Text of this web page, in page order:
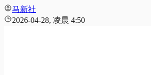
马新社
2026-04-28, 凌晨 4:50